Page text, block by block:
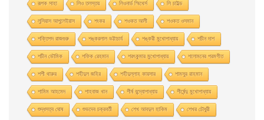
রূপক সাহা লিও তলস্তয় লিওনার্ড স্মিথের্স লি চাইল্ড
লুসিয়াস আপুলেইয়াস শংকর শওকত আলী শওকত ওসমান
শক্তিপদ রাজগুরু শঙ্করলাল ভট্টাচার্য শঙ্করী মুখােপাধ্যায় শচীন দাশ
শচীন ভৌমিক শফিক রেহমান শরৎকুমার মুখোপাধ্যায় শলোমনের পরমগীত
শশী থারুর শহীদুল জহির শহীদুল্লাহ কায়সার শামসুর রাহমান
শামিম আহমেদ শাহবাজ খান শীর্ষ বন্দ্যোপাধ্যায় শীর্ষেন্দু মুখোপাধ্যায়
শুদ্ধসত্ব ঘোষ শুভদেব চক্রবর্তী শেখ আবদুল হাকিম শেখর চৌধুরী